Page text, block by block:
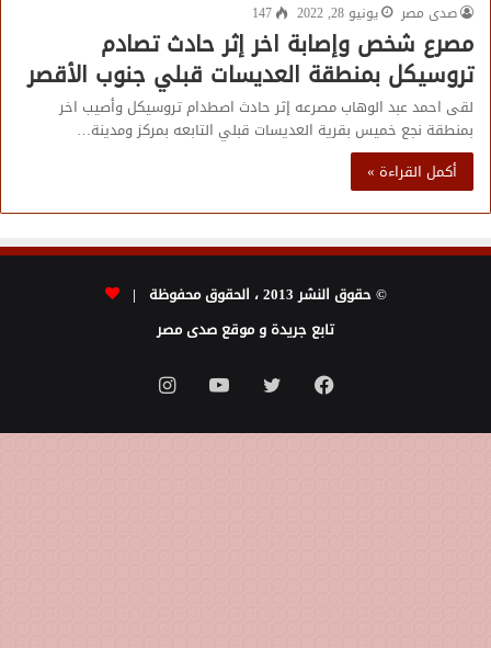
صدى مصر
يونيو 28, 2022 147
مصرع شخص وإصابة اخر إثر حادث تصادم
تروسيكل بمنطقة العديسات قبلي جنوب الأقصر
لقى احمد عبد الوهاب مصرعه إثر حادث اصطدام تروسيكل وأصيب اخر
بمنطقة نجع خميس بقرية العديسات قبلي التابعه بمركز ومدينة…
أكمل القراءة »
© حقوق النشر 2013 ، الحقوق محفوظة |
تابع جريدة و موقع صدى مصر
فيسبوك تويتر يوتيوبانستقرام